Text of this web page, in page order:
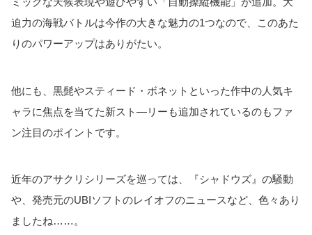
迫力の海戦バトルは今作の大きな魅力の1つなので、このあた
りのパワーアップはありがたい。
他にも、黒髭やスティード・ボネットといった作中の人気キ
ャラに焦点を当てた新スト―リーも追加されているのもファ
ン注目のポイントです。
近年のアサクリシリーズを巡っては、『シャドウズ』の騒動
や、発売元のUBIソフトのレイオフのニュースなど、色々あり
ましたね……。